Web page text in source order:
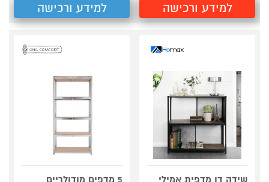
למידע ורכישה למידע ורכישה
שידה דו מדפית אמילי
5 מדפים מודולריים